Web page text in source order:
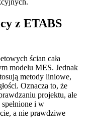
z ETABS
ścian cała
modelu MES. Jednak
metody liniowe,
Oznacza to, że
projektu, ale
i w
a nie prawdziwe